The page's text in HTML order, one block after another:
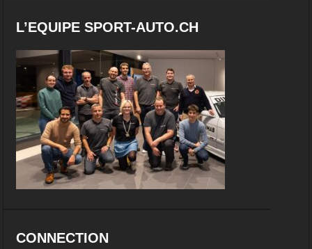
L’EQUIPE SPORT-AUTO.CH
CONNECTION